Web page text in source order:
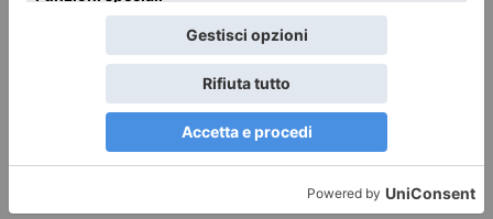
Arrestato per il femminicidio della compagna trovata morta nel cassone
Dalla Regione Piemonte 330 mila euro per le caserme della Guardia di
Finanza